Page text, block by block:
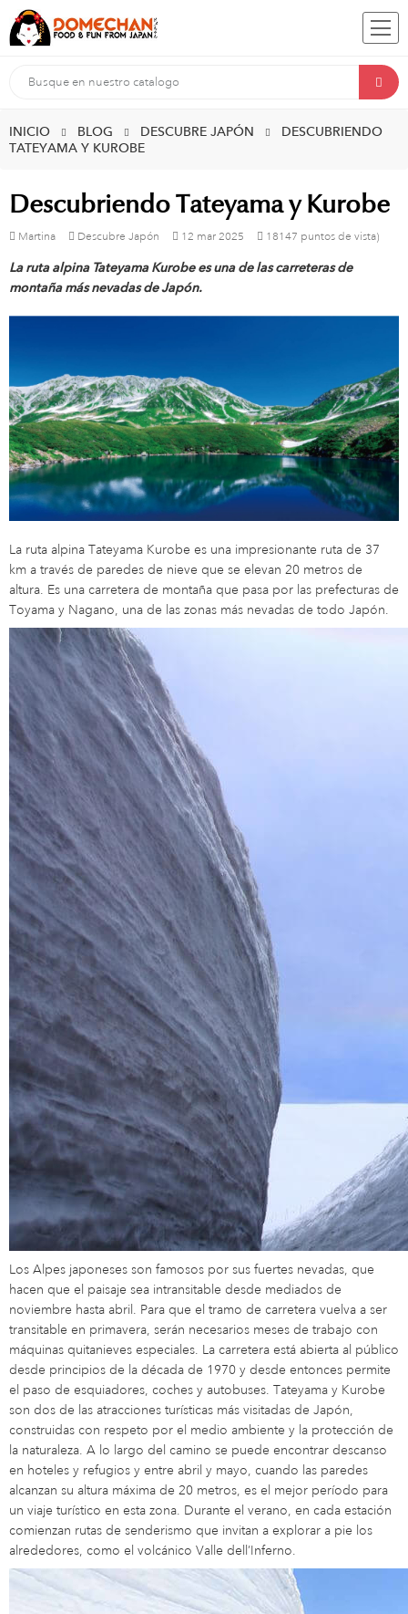
INICIO BLOG DESCUBRE JAPÓN
DESCUBRIENDO
TATEYAMA Y KUROBE
Descubriendo Tateyama y Kurobe
Martina Descubre Japón 12 mar 2025 18147 puntos de vista)
La ruta alpina Tateyama Kurobe es una de las carreteras de
montaña más nevadas de Japón.
La ruta alpina Tateyama Kurobe es una impresionante ruta de 37
km a través de paredes de nieve que se elevan 20 metros de
altura. Es una carretera de montaña que pasa por las prefecturas de
Toyama y Nagano, una de las zonas más nevadas de todo Japón.
Los Alpes japoneses son famosos por sus fuertes nevadas, que
hacen que el paisaje sea intransitable desde mediados de
noviembre hasta abril. Para que el tramo de carretera vuelva a ser
transitable en primavera, serán necesarios meses de trabajo con
máquinas quitanieves especiales. La carretera está abierta al público
desde principios de la década de 1970 y desde entonces permite
el paso de esquiadores, coches y autobuses. Tateyama y Kurobe
son dos de las atracciones turísticas más visitadas de Japón,
construidas con respeto por el medio ambiente y la protección de
la naturaleza. A lo largo del camino se puede encontrar descanso
en hoteles y refugios y entre abril y mayo, cuando las paredes
alcanzan su altura máxima de 20 metros, es el mejor período para
un viaje turístico en esta zona. Durante el verano, en cada estación
comienzan rutas de senderismo que invitan a explorar a pie los
alrededores, como el volcánico Valle dell’Inferno.